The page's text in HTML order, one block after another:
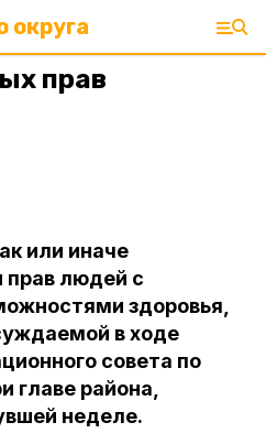
округа
прав
или иначе
людей с
здоровья,
в ходе
совета по
главе района,
неделе.